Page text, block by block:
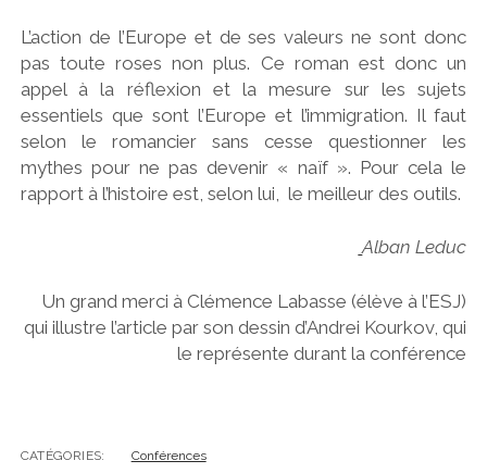
L’action de l’Europe et de ses valeurs ne sont donc
pas toute roses non plus. Ce roman est donc un
appel à la réflexion et la mesure sur les sujets
essentiels que sont l’Europe et l’immigration. Il faut
selon le romancier sans cesse questionner les
mythes pour ne pas devenir « naïf ». Pour cela le
rapport à l’histoire est, selon lui, le meilleur des outils.
Alban Leduc
Un grand merci à Clémence Labasse (élève à l’ESJ)
qui illustre l’article par son dessin d’Andrei Kourkov, qui
le représente durant la conférence
CATÉGORIES: Conférences